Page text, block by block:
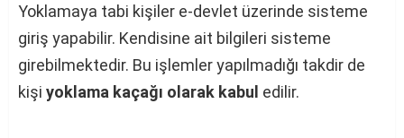
Yoklamaya tabi kişiler e-devlet üzerinde sisteme
giriş yapabilir. Kendisine ait bilgileri sisteme
girebilmektedir. Bu işlemler yapılmadığı takdir de
kişi yoklama kaçağı olarak kabul edilir.